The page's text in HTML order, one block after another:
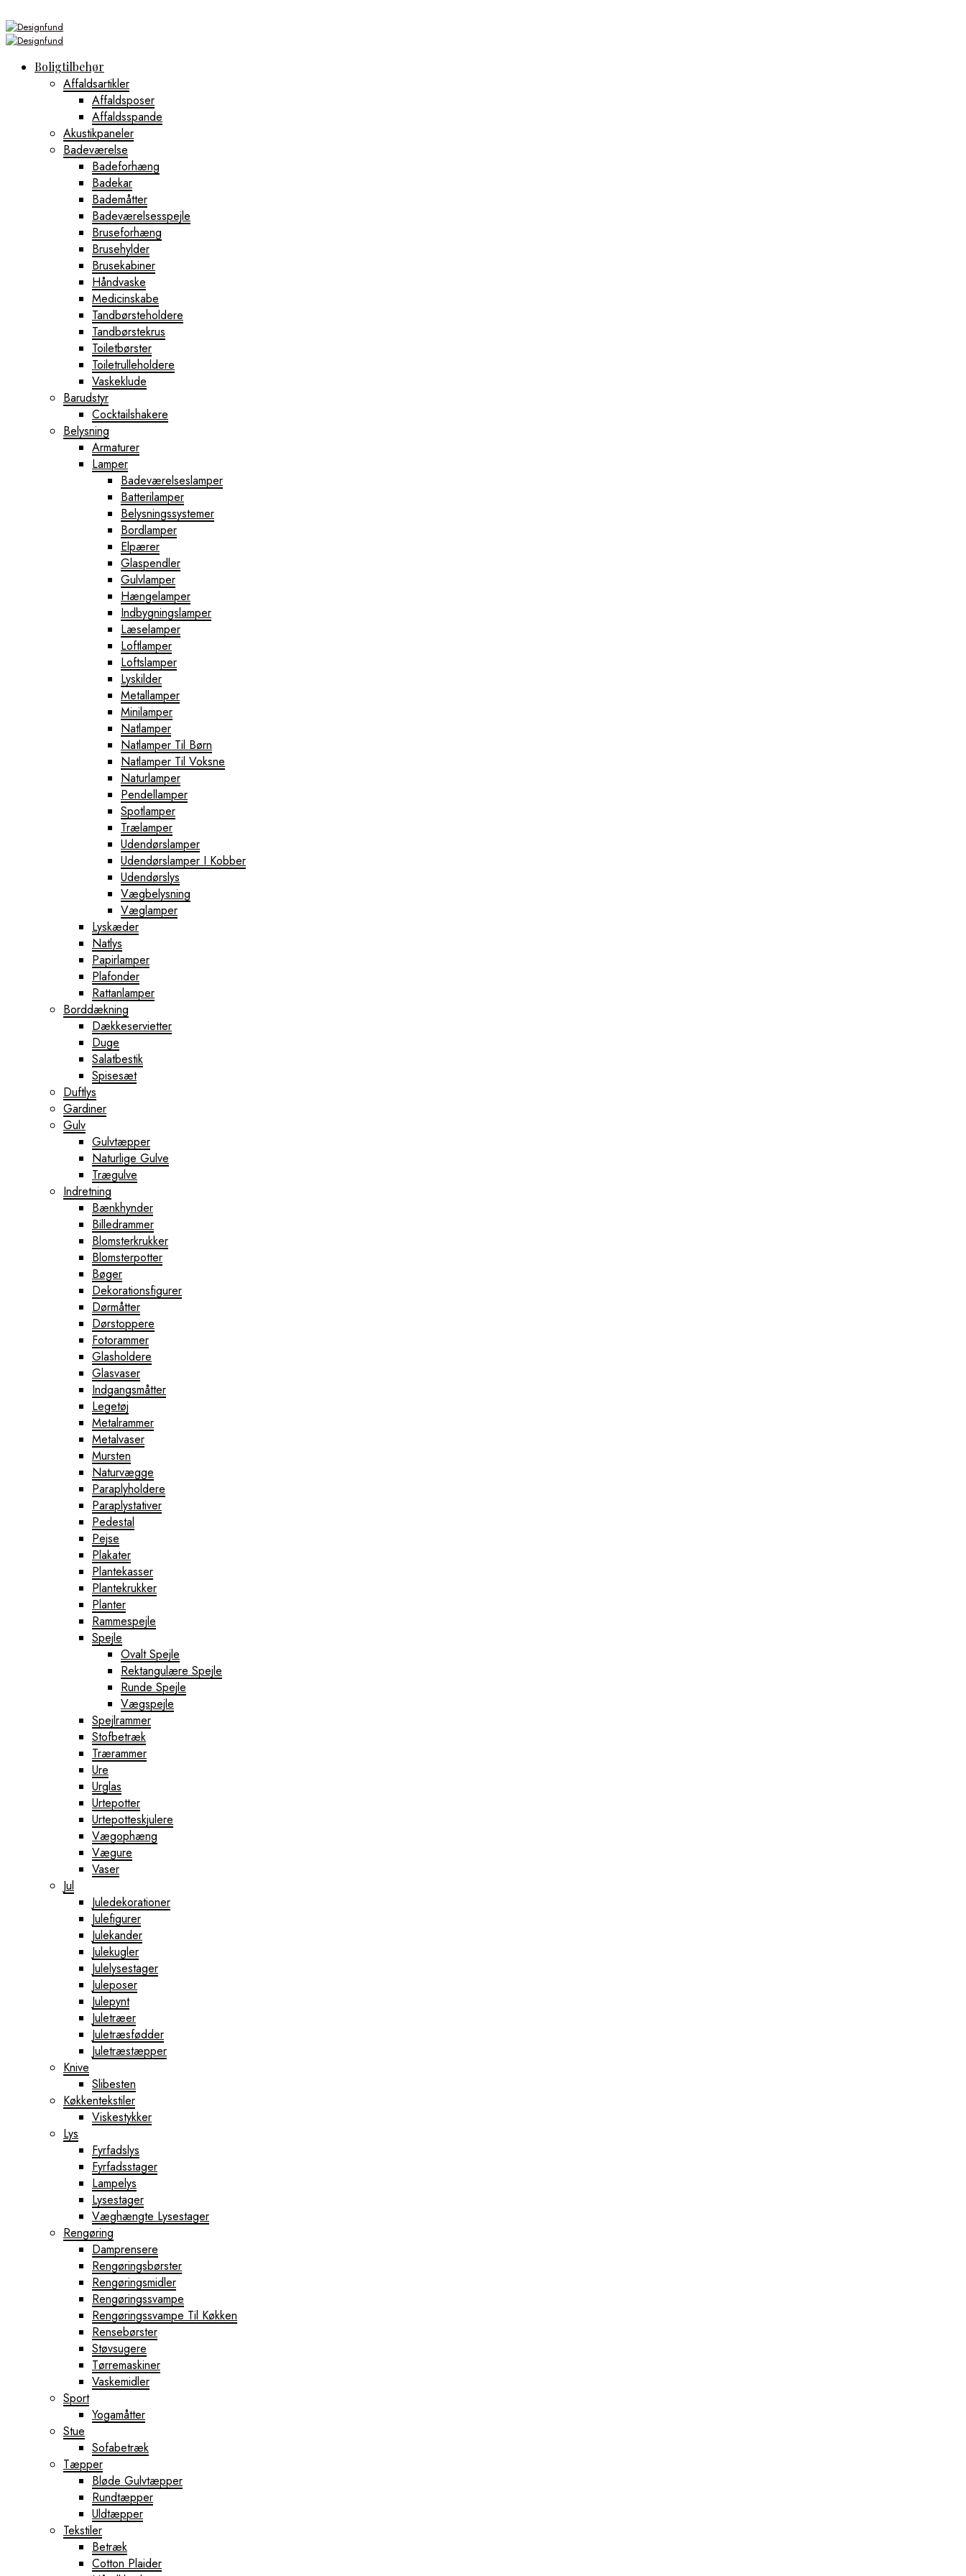
Boligtilbehør
Affaldsartikler
Affaldsposer
Affaldsspande
Akustikpaneler
Badeværelse
Badeforhæng
Badekar
Bademåtter
Badeværelsesspejle
Bruseforhæng
Brusehylder
Brusekabiner
Håndvaske
Medicinskabe
Tandbørsteholdere
Tandbørstekrus
Toiletbørster
Toiletrulleholdere
Vaskeklude
Barudstyr
Cocktailshakere
Belysning
Armaturer
Lamper
Badeværelseslamper
Batterilamper
Belysningssystemer
Bordlamper
Elpærer
Glaspendler
Gulvlamper
Hængelamper
Indbygningslamper
Læselamper
Loftlamper
Loftslamper
Lyskilder
Metallamper
Minilamper
Natlamper
Natlamper Til Børn
Natlamper Til Voksne
Naturlamper
Pendellamper
Spotlamper
Trælamper
Udendørslamper
Udendørslamper I Kobber
Udendørslys
Vægbelysning
Væglamper
Lyskæder
Natlys
Papirlamper
Plafonder
Rattanlamper
Borddækning
Dækkeservietter
Duge
Salatbestik
Spisesæt
Duftlys
Gardiner
Gulv
Gulvtæpper
Naturlige Gulve
Trægulve
Indretning
Bænkhynder
Billedrammer
Blomsterkrukker
Blomsterpotter
Bøger
Dekorationsfigurer
Dørmåtter
Dørstoppere
Fotorammer
Glasholdere
Glasvaser
Indgangsmåtter
Legetøj
Metalrammer
Metalvaser
Mursten
Naturvægge
Paraplyholdere
Paraplystativer
Pedestal
Pejse
Plakater
Plantekasser
Plantekrukker
Planter
Rammespejle
Spejle
Ovalt Spejle
Rektangulære Spejle
Runde Spejle
Vægspejle
Spejlrammer
Stofbetræk
Trærammer
Ure
Urglas
Urtepotter
Urtepotteskjulere
Vægophæng
Vægure
Vaser
Jul
Juledekorationer
Julefigurer
Julekander
Julekugler
Julelysestager
Juleposer
Julepynt
Juletræer
Juletræsfødder
Juletræstæpper
Knive
Slibesten
Køkkentekstiler
Viskestykker
Lys
Fyrfadslys
Fyrfadsstager
Lampelys
Lysestager
Væghængte Lysestager
Rengøring
Damprensere
Rengøringsbørster
Rengøringsmidler
Rengøringssvampe
Rengøringssvampe Til Køkken
Rensebørster
Støvsugere
Tørremaskiner
Vaskemidler
Sport
Yogamåtter
Stue
Sofabetræk
Tæpper
Bløde Gulvtæpper
Rundtæpper
Uldtæpper
Tekstiler
Betræk
Cotton Plaider